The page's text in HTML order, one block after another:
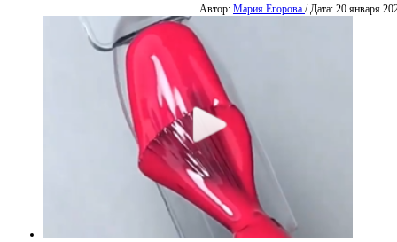
Автор: Мария Егорова / Дата: 20 января